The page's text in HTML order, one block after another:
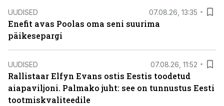
UUDISED 07.08.26, 13:35
Enefit avas Poolas oma seni suurima
päikesepargi
UUDISED 07.08.26, 11:52
Rallistaar Elfyn Evans ostis Eestis toodetud
aiapaviljoni. Palmako juht: see on tunnustus Eesti
tootmiskvaliteedile